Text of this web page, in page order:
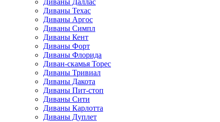
Диваны Даллас
Диваны Техас
Диваны Аргос
Диваны Симпл
Диваны Кент
Диваны Форт
Диваны Флорида
Диван-скамья Торес
Диваны Тривиал
Диваны Дакота
Диваны Пит-стоп
Диваны Сити
Диваны Карлотта
Диваны Дуплет